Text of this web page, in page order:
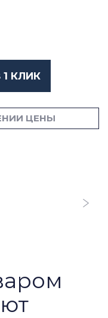
КЛИК
ЦЕНЫ